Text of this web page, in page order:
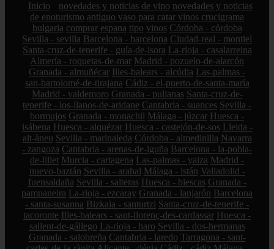
Inicio novedades y noticias de vino novedades y noticias
de enoturismo antiguo vaso para catar vinos crucigrama
bulgaria comprar espana tipo vinos Córdoba - córdoba
Sevilla - sevilla Barcelona - barcelona Ciudad-real - montiel
Santa-cruz-de-tenerife - guía-de-isora La-rioja - casalarreina
Almería - roquetas-de-mar Madrid - pozuelo-de-alarcón
Granada - almuñécar Illes-balears - alcúdia Las-palmas -
san-bartolomé-de-tirajana Cádiz - el-puerto-de-santa-maría
Madrid - valdemoro Granada - pulianas Santa-cruz-de-
tenerife - los-llanos-de-aridane Cantabria - suances Sevilla -
bormujos Granada - monachil Málaga - júzcar Huesca -
isábena Huesca - alquézar Huesca - castejón-de-sos Lleida -
alt-àneu Sevilla - marinaleda Córdoba - almedinilla Navarra
- zangoza Cantabria - arenas-de-iguña Barcelona - la-pobla-
de-lillet Murcia - cartagena Las-palmas - yaiza Madrid -
nuevo-baztán Sevilla - arahal Málaga - istán Valladolid -
fuensaldaña Sevilla - salteras Huesca - biescas Granada -
pampaneira La-rioja - ezcaray Granada - lanjarón Barcelona
- santa-susanna Bizkaia - santurtzi Santa-cruz-de-tenerife -
tacoronte Illes-balears - sant-llorenç-des-cardassar Huesca -
sallent-de-gállego La-rioja - haro Sevilla - dos-hermanas
Granada - salobreña Cantabria - laredo Tarragona - sant-